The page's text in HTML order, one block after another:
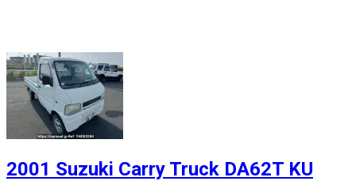
2001 Suzuki Carry Truck DA62T KU